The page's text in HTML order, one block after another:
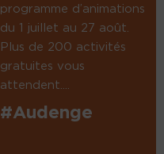
programme d’animations
du 1 juillet au 27 août.
Plus de 200 activités
gratuites vous
attendent....
#Audenge